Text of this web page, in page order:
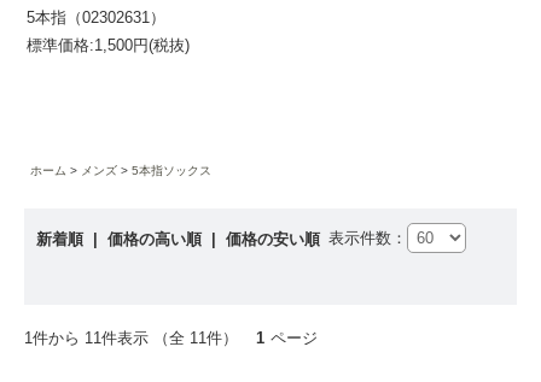
5本指（02302631）
標準価格:1,500円(税抜)
ホーム メンズ 5本指ソックス
新着順 価格の高い順 価格の安い順 表示件数：
1件から 11件表示 （全 11件） 1 ページ